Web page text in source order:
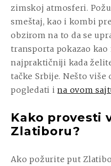
zimskoj atmosferi.
smeštaj, kao i kombi
obzirom na to da se
transporta pokazao
najpraktičniji kada
tačke Srbije. Nešto više
pogledati ina ovom
Kako provesti
Zlatiboru?
Ako požurite put